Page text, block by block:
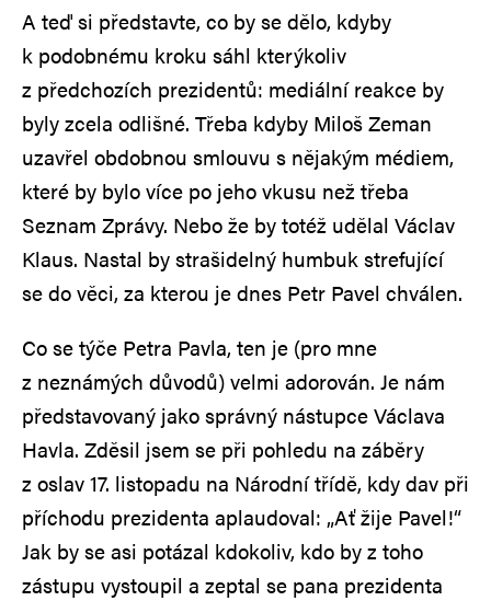
A teď si představte, co by se dělo, kdyby
k podobnému kroku sáhl kterýkoliv
z předchozích prezidentů: mediální reakce by
byly zcela odlišné. Třeba kdyby Miloš Zeman
uzavřel obdobnou smlouvu s nějakým médiem,
které by bylo více po jeho vkusu než třeba
Seznam Zprávy. Nebo že by totéž udělal Václav
Klaus. Nastal by strašidelný humbuk strefující
se do věci, za kterou je dnes Petr Pavel chválen.
Co se týče Petra Pavla, ten je (pro mne
z neznámých důvodů) velmi adorován. Je nám
představovaný jako správný nástupce Václava
Havla. Zděsil jsem se při pohledu na záběry
z oslav 17. listopadu na Národní třídě, kdy dav při
příchodu prezidenta aplaudoval: „Ať žije Pavel!“
Jak by se asi potázal kdokoliv, kdo by z toho
zástupu vystoupil a zeptal se pana prezidenta